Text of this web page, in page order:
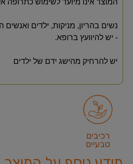
נשים בהריון, מניקות, ילדים
- יש להיוועץ ברופא.
יש להרחיק מהישג ידם של ילדים
רכיבים
טבעיים